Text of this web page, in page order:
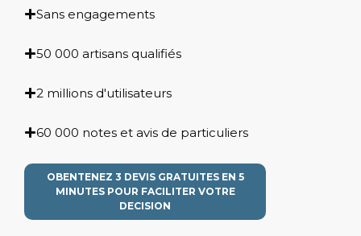
Sans engagements
50 000 artisans qualifiés
2 millions d'utilisateurs
60 000 notes et avis de particuliers
OBENTENEZ 3 DEVIS GRATUITES EN 5
MINUTES POUR FACILITER VOTRE
DECISION